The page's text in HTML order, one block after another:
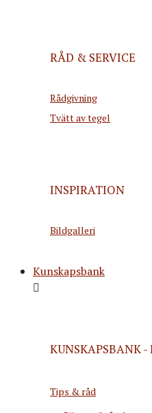
RÅD & SERVICE
Rådgivning
Tvätt av tegel
INSPIRATION
Bildgalleri
Kunskapsbank
KUNSKAPSBANK -
Tips & råd